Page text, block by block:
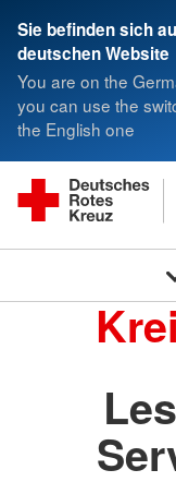
Sie befinden sich
deutschen Website
You are on the
you can use the
the English one